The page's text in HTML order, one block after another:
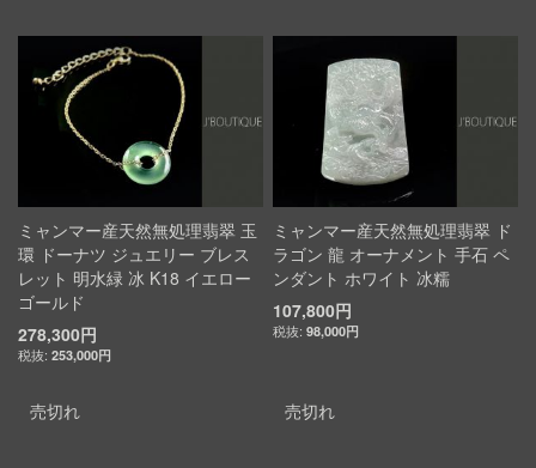
ミャンマー産天然無処理翡翠 玉
環 ドーナツ ジュエリー ブレス
レット 明水緑 冰 K18 イエロー
ゴールド
278,300円
253,000円
売切れ
ミャンマー産天然無処理翡翠 ド
ラゴン 龍 オーナメント 手石 ペ
ンダント ホワイト 冰糯
107,800円
98,000円
売切れ